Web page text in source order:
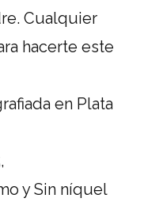
Cualquier
hacerte este
en Plata
y Sin níquel